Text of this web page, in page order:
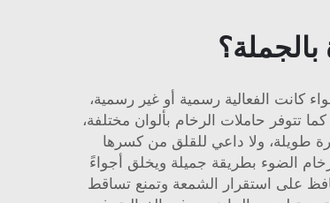
كانت الفعالية رسمية أو غير رسمية،
تتوفر حاملات الرخام بألوان مختلفة،
طويلة، ولا داعي للقلق من كسرها
الضوء بطريقة جميلة ويخلق أجواءً
على استقرار الشمعة وتمنع تساقط